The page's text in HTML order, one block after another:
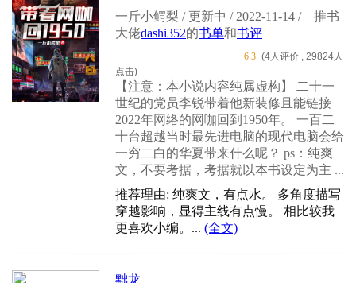
一斤小鳄梨 / 更新中 / 2022-11-14 /
推书
大佬dashi352的书单和书评
6.3 (4人评价 , 29824人
点击)
【注意：本小说内容纯属虚构】 二十一
世纪的党员李锐带着他新装修且能链接
2022年网络的网咖回到1950年。 一百二
十台超越当时最先进电脑的现代电脑会给
一穷二白的华夏带来什么呢？ ps：纯爽
文，不要考据，考据就以本书设定为主 ...
推荐理由: 纯爽文，有点水。 多角度描写
穿越影响，显得主线有点慢。 相比较我
更喜欢小编。... (全文)
黜龙